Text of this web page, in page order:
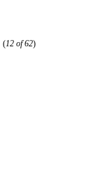
(12 of 62)